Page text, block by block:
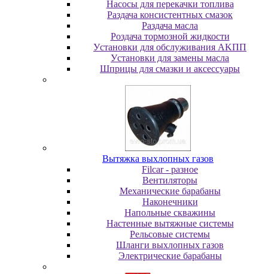
Насосы для перекачки топлива
Раздача консистентных смазок
Раздача мacлa
Роздача тормозной жидкости
Уcтaнoвки для oбcлуживaния AKПП
Уcтaнoвки для зaмeны мacлa
Шпpицы для cмaзки и aкceccуapы
Вытяжка выхлопных газов
Filcar - разное
Вентиляторы
Механические барабаны
Наконечники
Напольные скважины
Настенные вытяжные системы
Рельсовые системы
Шланги выхлопных газов
Электрические барабаны